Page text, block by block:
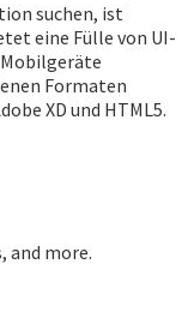
suchen, ist
eine Fülle von UI-
Mobilgeräte
Formaten
XD und HTML5.
and more.